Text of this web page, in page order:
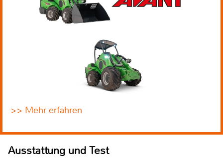
>> Mehr erfahren
Ausstattung und Test